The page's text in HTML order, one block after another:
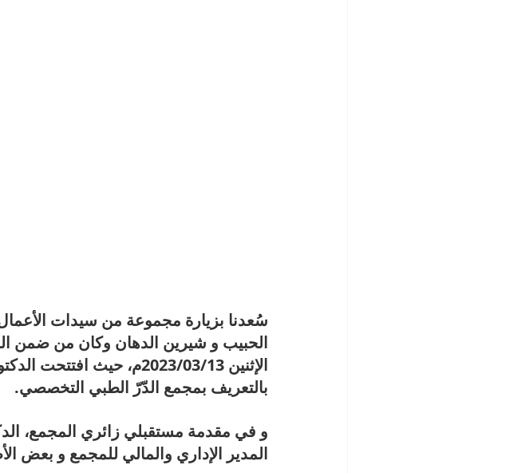
سُعدنا بزيارة مجموعة من سيدات
الحبيب و شيرين الدهان وكان من ضمن
الإثنين 2023/03/13م، حيث
بالتعريف بمجمع الدّرّ الطبي التخصصي.
و في مقدمة مستقبلي زائري المجمع،
المدير الإداري والمالي للمجمع و بعض